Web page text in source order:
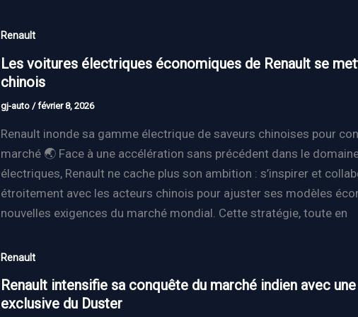
Renault
Les voitures électriques économiques de Renault se
chinois
gj-auto /février 8, 2026
Renault inonde sa gamme électrique de saveurs chinoises pour
marché 🌏 Face à une accélération sans précédent dans le
électriques, Renault ne cache plus son ambition : s’inspirer et
étroitement avec les acteurs chinois pour ajuster ses modèles
nouvelles exigences du marché mondial. Cette stratégie, toute en
Renault
Renault intensifie sa conquête du marché indien avec
exclusive du Duster